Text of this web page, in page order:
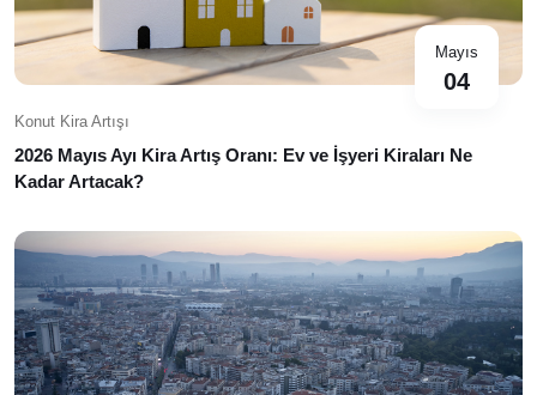
Mayıs
04
Konut Kira Artışı
2026 Mayıs Ayı Kira Artış Oranı: Ev ve İşyeri Kiraları Ne
Kadar Artacak?